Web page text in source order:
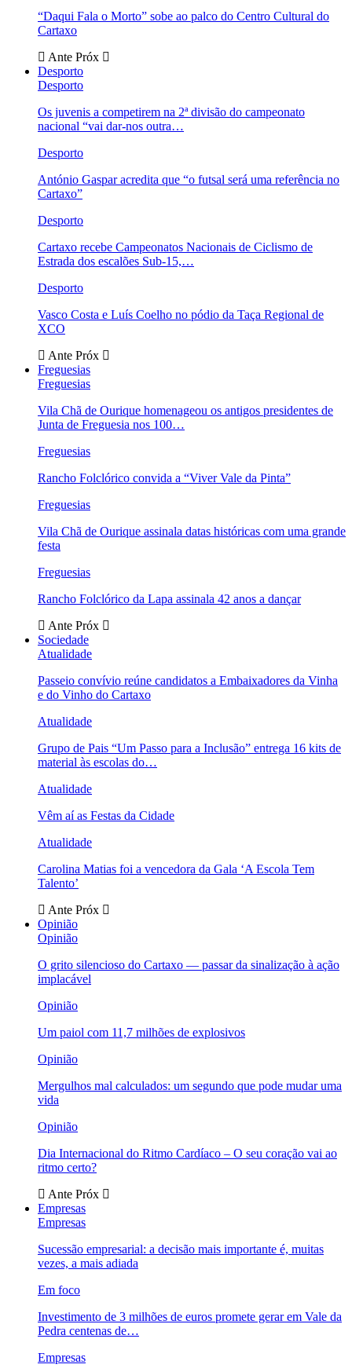
“Daqui Fala o Morto” sobe ao palco do Centro Cultural do
Cartaxo
Ante Próx
Desporto
Desporto
Os juvenis a competirem na 2ª divisão do campeonato
nacional “vai dar-nos outra…
Desporto
António Gaspar acredita que “o futsal será uma referência no
Cartaxo”
Desporto
Cartaxo recebe Campeonatos Nacionais de Ciclismo de
Estrada dos escalões Sub-15,…
Desporto
Vasco Costa e Luís Coelho no pódio da Taça Regional de
XCO
Ante Próx
Freguesias
Freguesias
Vila Chã de Ourique homenageou os antigos presidentes de
Junta de Freguesia nos 100…
Freguesias
Rancho Folclórico convida a “Viver Vale da Pinta”
Freguesias
Vila Chã de Ourique assinala datas históricas com uma grande
festa
Freguesias
Rancho Folclórico da Lapa assinala 42 anos a dançar
Ante Próx
Sociedade
Atualidade
Passeio convívio reúne candidatos a Embaixadores da Vinha
e do Vinho do Cartaxo
Atualidade
Grupo de Pais “Um Passo para a Inclusão” entrega 16 kits de
material às escolas do…
Atualidade
Vêm aí as Festas da Cidade
Atualidade
Carolina Matias foi a vencedora da Gala ‘A Escola Tem
Talento’
Ante Próx
Opinião
Opinião
O grito silencioso do Cartaxo — passar da sinalização à ação
implacável
Opinião
Um paiol com 11,7 milhões de explosivos
Opinião
Mergulhos mal calculados: um segundo que pode mudar uma
vida
Opinião
Dia Internacional do Ritmo Cardíaco – O seu coração vai ao
ritmo certo?
Ante Próx
Empresas
Empresas
Sucessão empresarial: a decisão mais importante é, muitas
vezes, a mais adiada
Em foco
Investimento de 3 milhões de euros promete gerar em Vale da
Pedra centenas de…
Empresas